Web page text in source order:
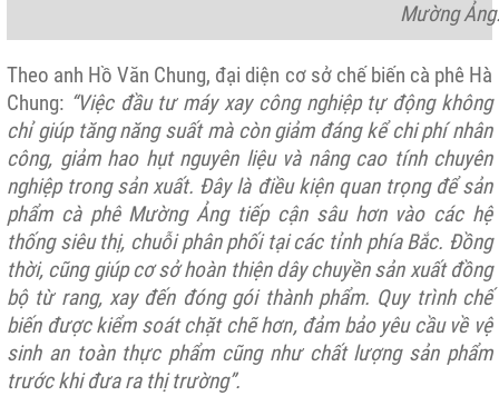
Mường
Theo anh Hồ Văn Chung, đại diện cơ sở chế biến cà phê Hà
Chung: “Việc đầu tư máy xay công nghiệp tự động không
chỉ giúp tăng năng suất mà còn giảm đáng kể chi phí nhân
công, giảm hao hụt nguyên liệu và nâng cao tính chuyên
nghiệp trong sản xuất. Đây là điều kiện quan trọng để sản
phẩm cà phê Mường Ảng tiếp cận sâu hơn vào các hệ
thống siêu thị, chuỗi phân phối tại các tỉnh phía Bắc. Đồng
thời, cũng giúp cơ sở hoàn thiện dây chuyền sản xuất đồng
bộ từ rang, xay đến đóng gói thành phẩm. Quy trình chế
biến được kiểm soát chặt chẽ hơn, đảm bảo yêu cầu về vệ
sinh an toàn thực phẩm cũng như chất lượng sản phẩm
trước khi đưa ra thị trường”.